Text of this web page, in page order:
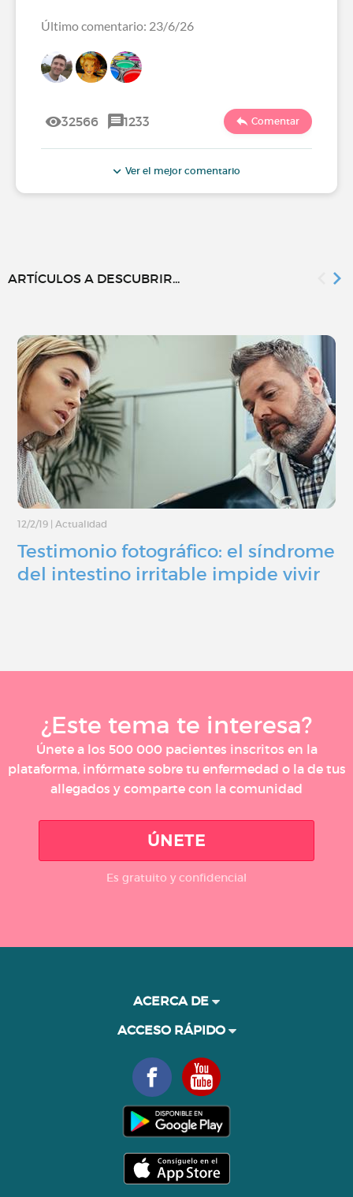
Último comentario: 23/6/26
32566 1233 Comentar
Ver el mejor comentario
ARTÍCULOS A DESCUBRIR...
12/2/19 Actualidad
Testimonio fotográfico: el síndrome
del intestino irritable impide vivir
¿Este tema te interesa?
Únete a los 500 000 pacientes inscritos en la
plataforma, infórmate sobre tu enfermedad o la de tus
allegados y comparte con la comunidad
ÚNETE
Es gratuito y confidencial
ACERCA DE
ACCESO RÁPIDO